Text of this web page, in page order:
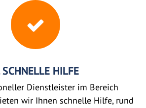
SCHNELLE HILFE
Dienstleister im Bereich
wir Ihnen schnelle Hilfe, rund